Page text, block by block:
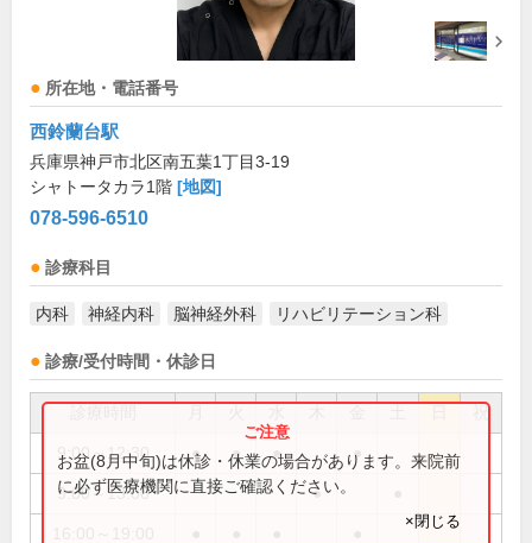
所在地・電話番号
西鈴蘭台駅
兵庫県神戸市北区南五葉1丁目3-19
シャトータカラ1階 [地図]
078-596-6510
診療科目
内科 神経内科 脳神経外科 リハビリテーション科
診療/受付時間・休診日
祝
9:00～12:30 ● ● ● ●
9:00～13:00 ●
お盆(8月中旬)は休診・休業の場合があります。来院前
に必ず医療機関に直接ご確認ください。
×閉じる